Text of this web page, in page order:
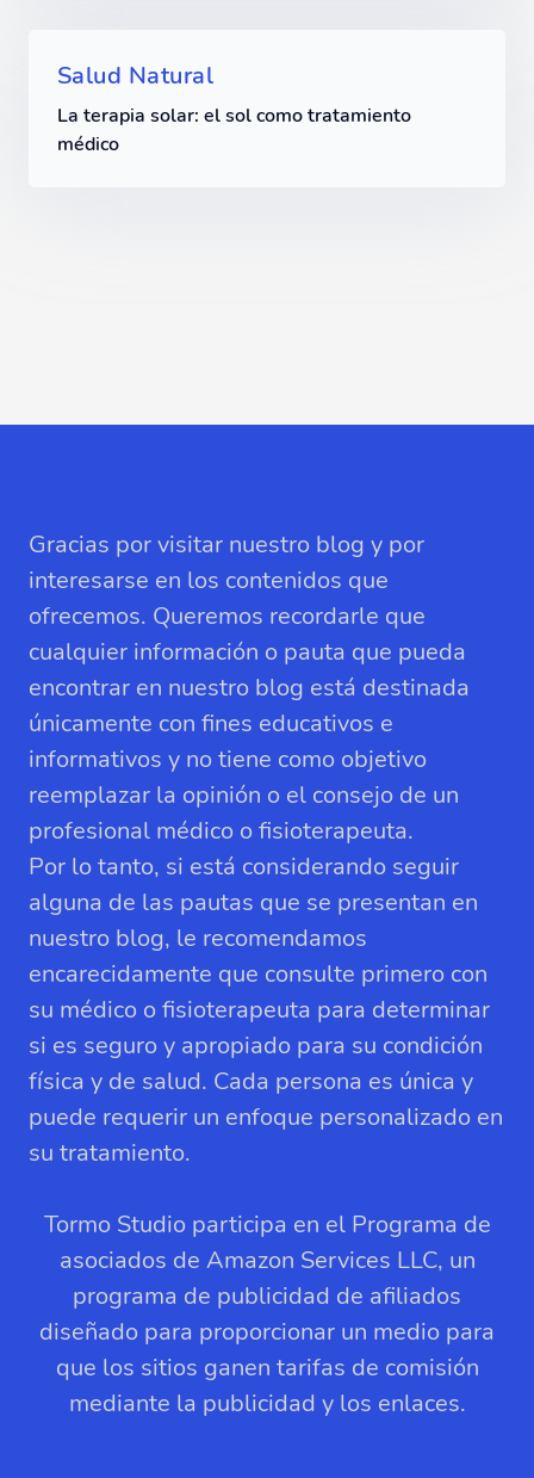
Salud Natural
La terapia solar: el sol como tratamiento
médico
Gracias por visitar nuestro blog y por
interesarse en los contenidos que
ofrecemos. Queremos recordarle que
cualquier información o pauta que pueda
encontrar en nuestro blog está destinada
únicamente con fines educativos e
informativos y no tiene como objetivo
reemplazar la opinión o el consejo de un
profesional médico o fisioterapeuta.
Por lo tanto, si está considerando seguir
alguna de las pautas que se presentan en
nuestro blog, le recomendamos
encarecidamente que consulte primero con
su médico o fisioterapeuta para determinar
si es seguro y apropiado para su condición
física y de salud. Cada persona es única y
puede requerir un enfoque personalizado en
su tratamiento.
Tormo Studio participa en el Programa de
asociados de Amazon Services LLC, un
programa de publicidad de afiliados
diseñado para proporcionar un medio para
que los sitios ganen tarifas de comisión
mediante la publicidad y los enlaces.